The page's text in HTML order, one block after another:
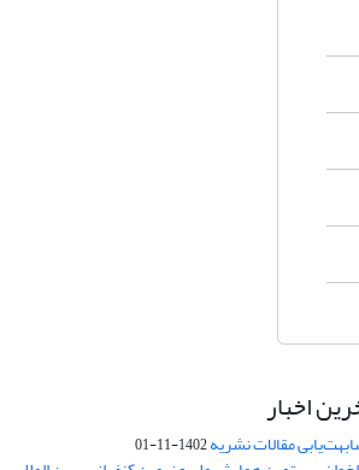
اخبار
مقالات نشریه1402-11-01